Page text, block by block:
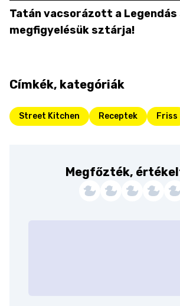
Tatán vacsorázott a Legendás
megfigyelésük sztárja!
Címkék, kategóriák
Street Kitchen Receptek Friss
Megfőzték,